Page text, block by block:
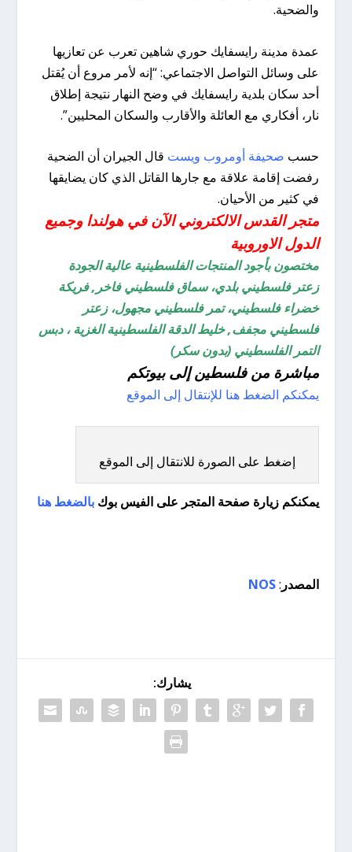
والضحية.
عمدة مدينة رايسفايك حوري شاهين تعرب عن تعازيها
على وسائل التواصل الاجتماعي: “إنه لأمر مروع أن يُقتل
أحد سكان بلدية رايسفايك في وضح النهار نتيجة إطلاق
نار، أفكاري مع العائلة والأقارب والسكان المحليين”.
حسب صحيفة أومروب ويست قال الجيران أن الضحية
رفضت إقامة علاقة مع جارها القاتل الذي كان يضايقها
في كثير من الأحيان.
متجر القدس الالكتروني الآن في هولندا وجميع
الدول الاوروبية
مختصون بأجود المنتجات الفلسطينية عالية الجودة
زعتر فلسطيني بلدي، سماق فلسطيني فاخر, فريكة
خضراء فلسطيني، تمر فلسطيني مجهول، زعتر
فلسطيني مجفف, خليط الدقة الفلسطينية الغزية ، دبس
التمر الفلسطيني (بدون سكر)
مباشرة من فلسطين إلى بيوتكم
يمكنكم الضغط هنا للإنتقال إلى الموقع
إضغط على الصورة للانتقال إلى الموقع
يمكنكم زيارة صفحة المتجر على الفيس بوكبالضغط هنا
المصدر :
NOS
يشارك: